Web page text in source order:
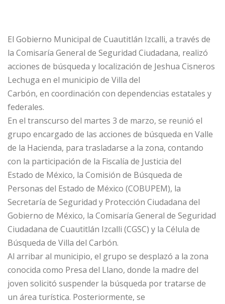
El Gobierno Municipal de Cuautitlán Izcalli, a través de
la Comisaría General de Seguridad Ciudadana, realizó
acciones de búsqueda y localización de Jeshua Cisneros
Lechuga en el municipio de Villa del
Carbón, en coordinación con dependencias estatales y
federales.
En el transcurso del martes 3 de marzo, se reunió el
grupo encargado de las acciones de búsqueda en Valle
de la Hacienda, para trasladarse a la zona, contando
con la participación de la Fiscalía de Justicia del
Estado de México, la Comisión de Búsqueda de
Personas del Estado de México (COBUPEM), la
Secretaría de Seguridad y Protección Ciudadana del
Gobierno de México, la Comisaría General de Seguridad
Ciudadana de Cuautitlán Izcalli (CGSC) y la Célula de
Búsqueda de Villa del Carbón.
Al arribar al municipio, el grupo se desplazó a la zona
conocida como Presa del Llano, donde la madre del
joven solicitó suspender la búsqueda por tratarse de
un área turística. Posteriormente, se